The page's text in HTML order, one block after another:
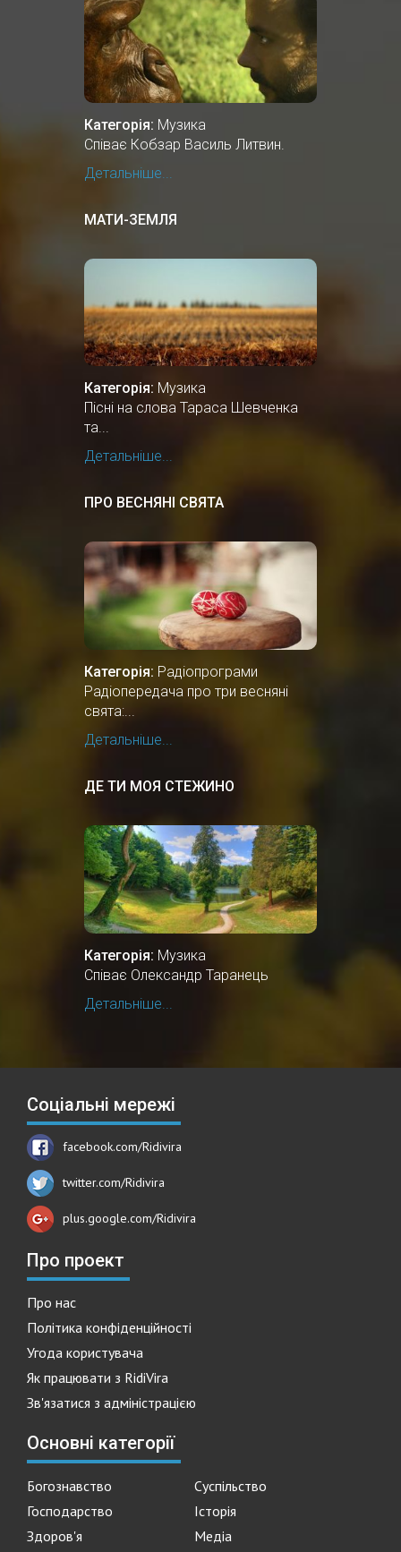
Категорія: Музика
Співає Кобзар Василь Литвин.
Детальніше...
МАТИ-ЗЕМЛЯ
Категорія: Музика
Пісні на слова Тараса Шевченка
та...
Детальніше...
ПРО ВЕСНЯНІ СВЯТА
Категорія: Радіопрограми
Радіопередача про три весняні
свята:...
Детальніше...
ДЕ ТИ МОЯ СТЕЖИНО
Категорія: Музика
Співає Олександр Таранець
Детальніше...
Соціальні мережі
facebook.com/Ridivira
twitter.com/Ridivira
plus.google.com/Ridivira
Про проект
Про нас
Політика конфіденційності
Угода користувача
Як працювати з RidiVira
Зв'язатися з адміністрацією
Основні категорії
Богознавство
Суспільство
Господарство
Історія
Здоров'я
Медіа